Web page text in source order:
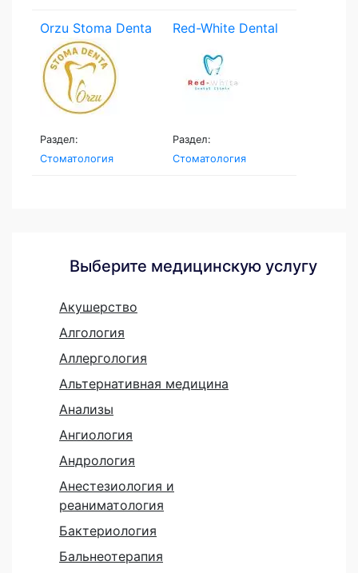
Orzu Stoma Denta
Раздел:
Стоматология
Red-White Dental
Раздел:
Стоматология
Выберите медицинскую услугу
Акушерство
Алгология
Аллергология
Альтернативная медицина
Анализы
Ангиология
Андрология
Анестезиология и
реаниматология
Бактериология
Бальнеотерапия